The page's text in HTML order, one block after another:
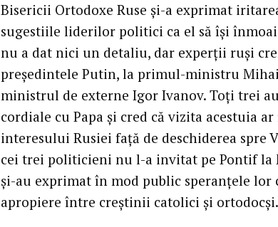
Bisericii Ortodoxe Ruse şi-a exprimat
sugestiile liderilor politici ca el să îşi
nu a dat nici un detaliu, dar experţii ruşi
preşedintele Putin, la primul-ministru
ministrul de externe Igor Ivanov. Toţi trei
cordiale cu Papa şi cred că vizita acestuia ar
interesului Rusiei faţă de deschiderea spre
cei trei politicieni nu l-a invitat pe Pontif la
şi-au exprimat în mod public speranţele lor
apropiere între creştinii catolici şi ortodocşi.